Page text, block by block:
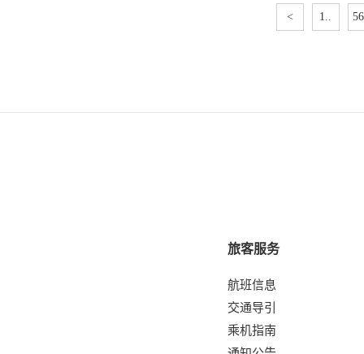
< 1..
旅客服务
航班信息
交通导引
乘机指南